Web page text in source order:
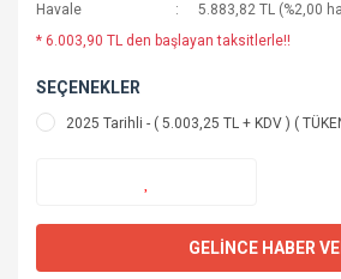
Havale
5.883,82 TL (%2,00
* 6.003,90 TL den başlayan taksitlerle!!
SEÇENEKLER
2025 Tarihli - ( 5.003,25 TL + KDV ) (
GELİNCE HABER